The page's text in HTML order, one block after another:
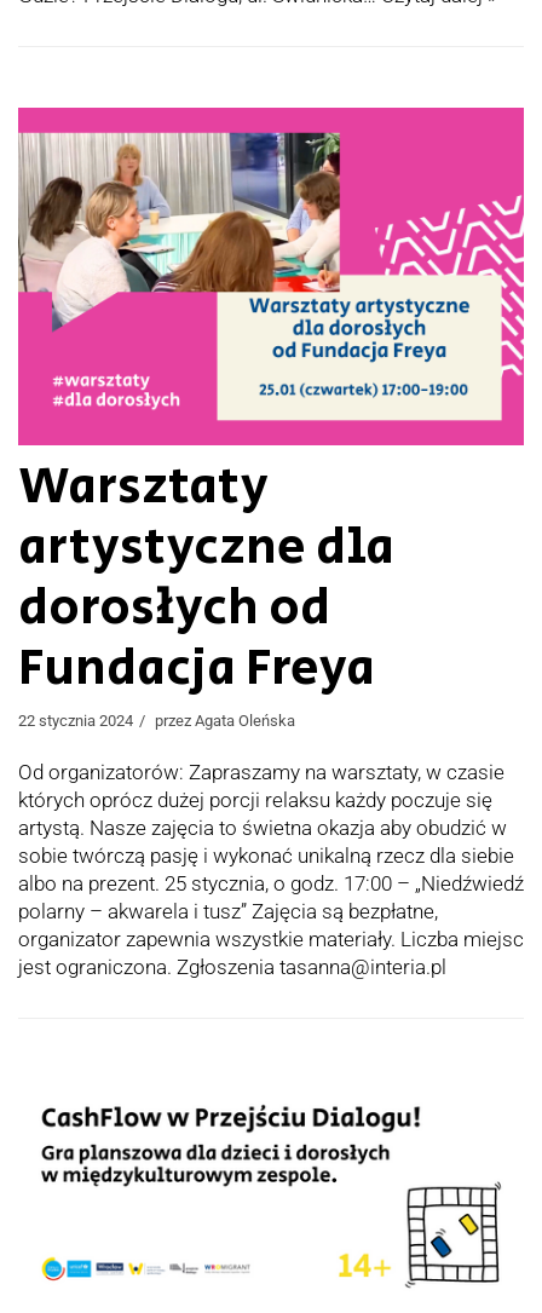
Warsztaty
artystyczne dla
dorosłych od
Fundacja Freya
22 stycznia 2024 przez Agata Oleńska
Od organizatorów: Zapraszamy na warsztaty, w czasie
których oprócz dużej porcji relaksu każdy poczuje się
artystą. Nasze zajęcia to świetna okazja aby obudzić w
sobie twórczą pasję i wykonać unikalną rzecz dla siebie
albo na prezent. 25 stycznia, o godz. 17:00 – „Niedźwiedź
polarny – akwarela i tusz” Zajęcia są bezpłatne,
organizator zapewnia wszystkie materiały. Liczba miejsc
jest ograniczona. Zgłoszenia tasanna@interia.pl